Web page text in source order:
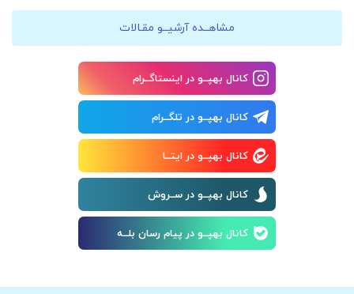
مشاهــده آرشیــو مقـالات
کانال بهپــو در اینستاگــرام
کانال بهپــو در تلگــرام
کانال بهپــو در ایتــا
کانال بهپــو در ســروش
کانال بهپــو در پیام رسان بلــه